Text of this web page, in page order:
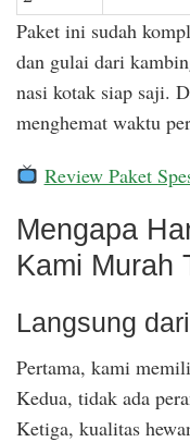
Paket ini sudah
dan gulai dari
nasi kotak siap saji.
menghemat waktu
Review Paket
Mengapa
Kami Murah
Langsung
Pertama, kami
Kedua, tidak ada
Ketiga, kualitas